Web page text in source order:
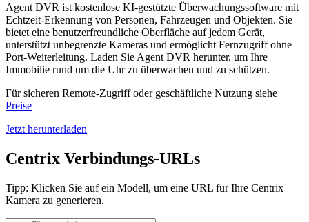
Agent DVR ist kostenlose KI-gestützte Überwachungssoftware mit
Echtzeit-Erkennung von Personen, Fahrzeugen und Objekten. Sie
bietet eine benutzerfreundliche Oberfläche auf jedem Gerät,
unterstützt unbegrenzte Kameras und ermöglicht Fernzugriff ohne
Port-Weiterleitung. Laden Sie Agent DVR herunter, um Ihre
Immobilie rund um die Uhr zu überwachen und zu schützen.
Für sicheren Remote-Zugriff oder geschäftliche Nutzung siehe
Preise
Jetzt herunterladen
Centrix Verbindungs-URLs
Tipp: Klicken Sie auf ein Modell, um eine URL für Ihre Centrix
Kamera zu generieren.